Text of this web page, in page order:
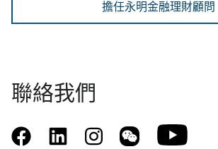
擔任永明金融理財顧問
聯絡我們
facebook linkedininstagramweixin youtube